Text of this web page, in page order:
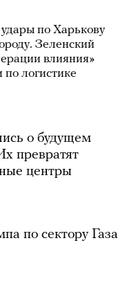
по Харькову
Зеленский
влияния»
логистике
о будущем
превратят
центры
по сектору Газа